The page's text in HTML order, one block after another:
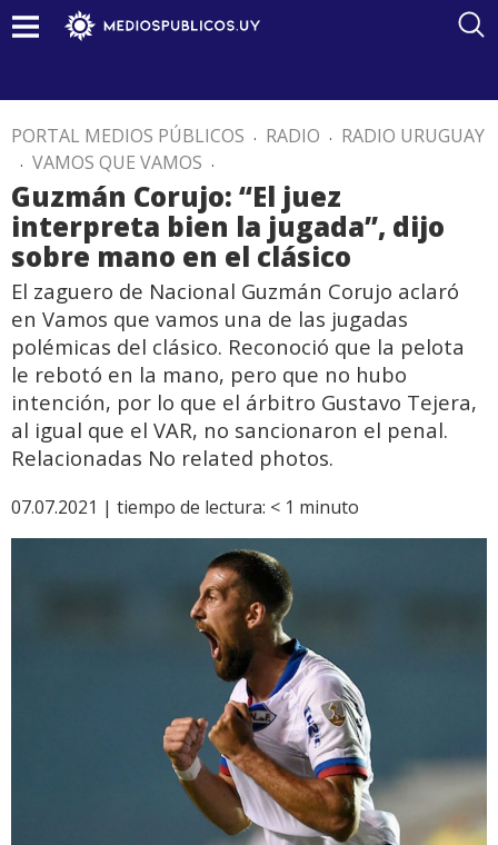
PORTAL MEDIOS PÚBLICOS . RADIO . RADIO URUGUAY
. VAMOS QUE VAMOS .
Guzmán Corujo: “El juez
interpreta bien la jugada”, dijo
sobre mano en el clásico
El zaguero de Nacional Guzmán Corujo aclaró
en Vamos que vamos una de las jugadas
polémicas del clásico. Reconoció que la pelota
le rebotó en la mano, pero que no hubo
intención, por lo que el árbitro Gustavo Tejera,
al igual que el VAR, no sancionaron el penal.
Relacionadas No related photos.
07.07.2021 | tiempo de lectura: < 1 minuto